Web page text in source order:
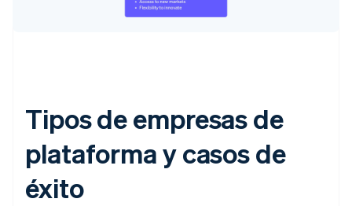
Tipos de empresas de
plataforma y casos de
éxito